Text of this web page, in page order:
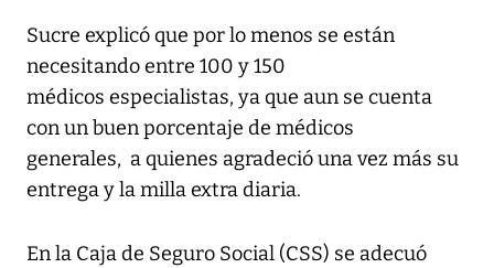
Sucre explicó que por lo menos se están
necesitando entre 100 y 150
médicos especialistas, ya que aun se cuenta
con un buen porcentaje de médicos
generales, a quienes agradeció una vez más su
entrega y la milla extra diaria.
En la Caja de Seguro Social (CSS) se adecuó